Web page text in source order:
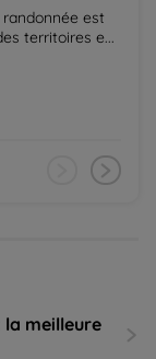
est
territoires e...
la meilleure